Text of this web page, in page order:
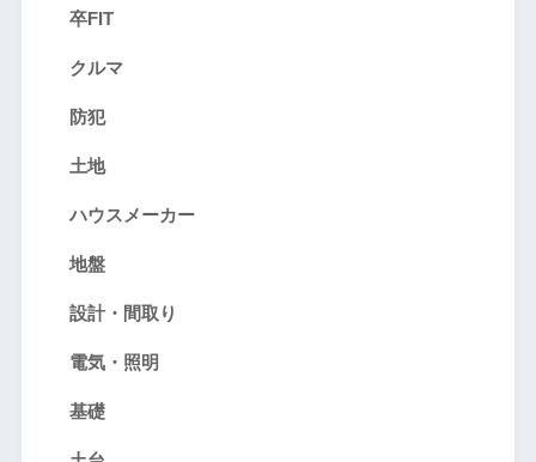
卒FIT
クルマ
防犯
土地
ハウスメーカー
地盤
設計・間取り
電気・照明
基礎